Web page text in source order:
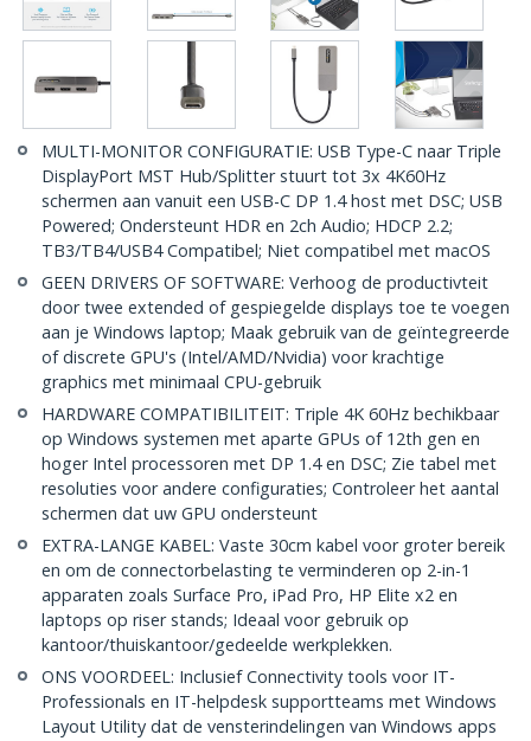
MULTI-MONITOR CONFIGURATIE: USB Type-C naar Triple
DisplayPort MST Hub/Splitter stuurt tot 3x 4K60Hz
schermen aan vanuit een USB-C DP 1.4 host met DSC; USB
Powered; Ondersteunt HDR en 2ch Audio; HDCP 2.2;
TB3/TB4/USB4 Compatibel; Niet compatibel met macOS
GEEN DRIVERS OF SOFTWARE: Verhoog de productivteit
door twee extended of gespiegelde displays toe te voegen
aan je Windows laptop; Maak gebruik van de geïntegreerde
of discrete GPU's (Intel/AMD/Nvidia) voor krachtige
graphics met minimaal CPU-gebruik
HARDWARE COMPATIBILITEIT: Triple 4K 60Hz bechikbaar
op Windows systemen met aparte GPUs of 12th gen en
hoger Intel processoren met DP 1.4 en DSC; Zie tabel met
resoluties voor andere configuraties; Controleer het aantal
schermen dat uw GPU ondersteunt
EXTRA-LANGE KABEL: Vaste 30cm kabel voor groter bereik
en om de connectorbelasting te verminderen op 2-in-1
apparaten zoals Surface Pro, iPad Pro, HP Elite x2 en
laptops op riser stands; Ideaal voor gebruik op
kantoor/thuiskantoor/gedeelde werkplekken.
ONS VOORDEEL: Inclusief Connectivity tools voor IT-
Professionals en IT-helpdesk supportteams met Windows
Layout Utility dat de vensterindelingen van Windows apps